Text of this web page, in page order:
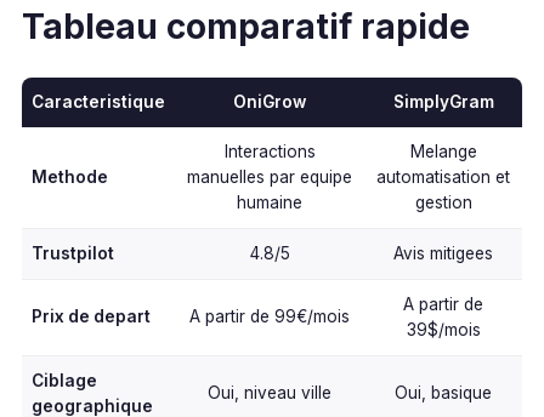
Tableau comparatif rapide
Caracteristique OniGrow SimplyGram
Methode
Interactions
manuelles par equipe
humaine
Melange
automatisation et
gestion
Trustpilot 4.8/5 Avis mitigees
Prix de depart A partir de 99€/mois
A partir de
39$/mois
Ciblage
geographique
Oui, niveau ville Oui, basique